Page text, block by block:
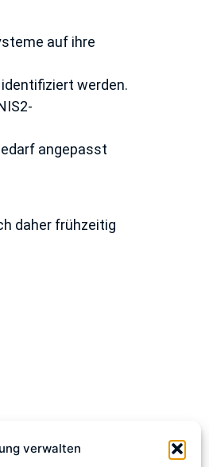
verwalten
auf ihre
werden.
angepasst
daher frühzeitig